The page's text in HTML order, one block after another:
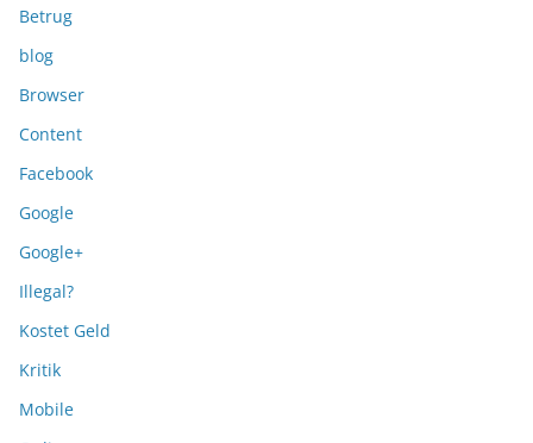
Betrug
blog
Browser
Content
Facebook
Google
Google+
Illegal?
Kostet Geld
Kritik
Mobile